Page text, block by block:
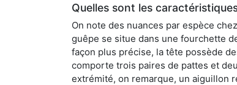
Quelles sont les
On note des nuances par espèce
guêpe se situe dans une fourchette
façon plus précise, la tête possède
comporte trois paires de pattes et
extrémité, on remarque, un aiguillon